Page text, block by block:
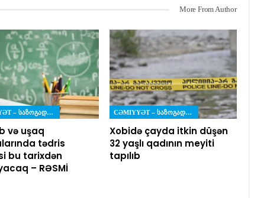
More From Author
CƏMIYYƏT – ᲡᲐᲖᲝᲒᲐᲓᲝᲔᲑᲐ
və uşaq
tədris
bu tarixdən
– RƏSMİ
CƏMIYYƏT – ᲡᲐᲖᲝᲒᲐᲓᲝᲔᲑᲐ
Xobidə çayda itkin düşən
32 yaşlı qadının meyiti
tapılıb